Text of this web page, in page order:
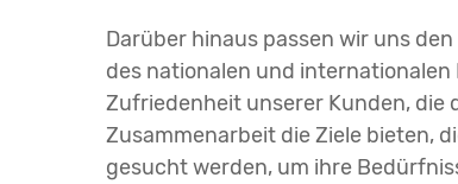
Darüber hinaus passen wir uns
des nationalen und internationalen
Zufriedenheit unserer Kunden, die
Zusammenarbeit die Ziele bieten,
gesucht werden, um ihre